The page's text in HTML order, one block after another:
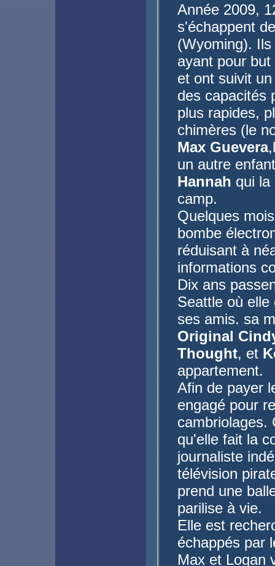
Année 2009,
s'échappent
(Wyoming).
ayant pour
et ont suivit
des capacités
plus rapides,
chimères (le
Max Guevera
un autre
Hannah qui la
camp.
Quelques
bombe
réduisant à
informations
Dix ans
Seattle où
ses amis. sa
Original
Thought, et
appartement.
Afin de payer
engagé pour
cambriolages.
qu'elle fait la
journaliste
télévision
prend une
parilise à vie.
Elle est
échappés par
Max et Logan